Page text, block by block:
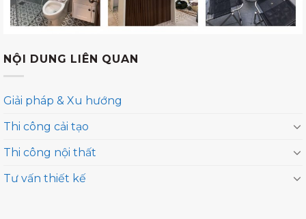
NỘI DUNG LIÊN QUAN
Giải pháp & Xu hướng
Thi công cải tạo
Thi công nội thất
Tư vấn thiết kế